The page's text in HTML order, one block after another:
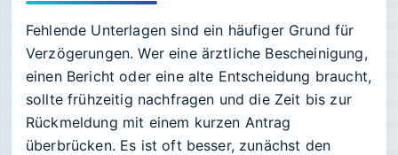
Fehlende Unterlagen sind ein häufiger Grund für
Verzögerungen. Wer eine ärztliche Bescheinigung,
einen Bericht oder eine alte Entscheidung braucht,
sollte frühzeitig nachfragen und die Zeit bis zur
Rückmeldung mit einem kurzen Antrag
überbrücken. Es ist oft besser, zunächst den